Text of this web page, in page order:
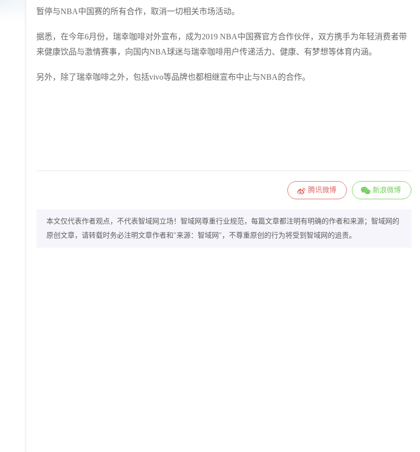
暂停与NBA中国赛的所有合作，取消一切相关市场活动。
据悉，在今年6月份，瑞幸咖啡对外宣布，成为2019 NBA中国赛官方合作伙伴，双方携手为年轻消费者带
来健康饮品与激情赛事，向国内NBA球迷与瑞幸咖啡用户传递活力、健康、有梦想等体育内涵。
另外，除了瑞幸咖啡之外，包括vivo等品牌也都相继宣布中止与NBA的合作。
新浪微博
腾讯微博
本文仅代表作者观点，不代表智域网立场！智域网尊重行业规范，每篇文章都注明有明确的作者和来源；智域网的
原创文章，请转载时务必注明文章作者和"来源：智域网"，不尊重原创的行为将受到智域网的追责。